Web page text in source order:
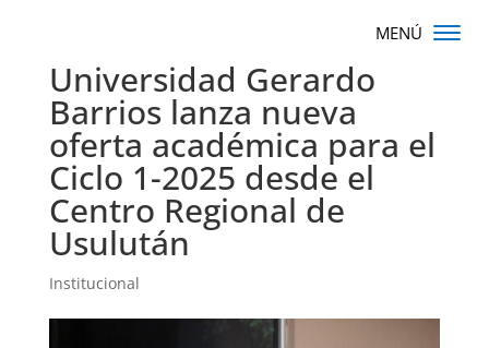
Universidad Gerardo
Barrios lanza nueva
oferta académica para el
Ciclo 1-2025 desde el
Centro Regional de
Usulután
Institucional